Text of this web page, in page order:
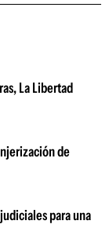
La Libertad
de
para una